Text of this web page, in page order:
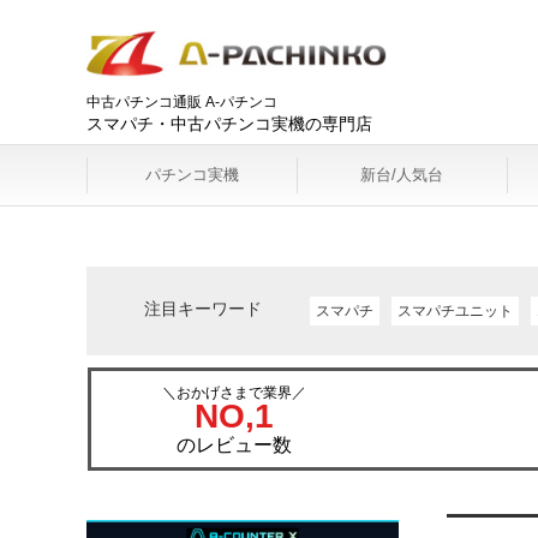
中古パチンコ通販 A-パチンコ
スマパチ・中古パチンコ実機の専門店
パチンコ実機 新台/人気台
注目キーワード スマパチ スマパチユニット
＼おかげさまで業界／
NO,1
のレビュー数